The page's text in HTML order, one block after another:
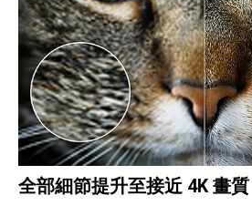
全部細節提升至接近 4K 畫質